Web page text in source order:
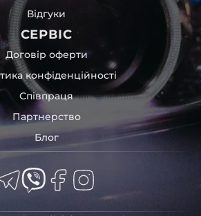
Відгуки
СЕРВІС
Договір оферти
конфіденційності
Співпраця
Партнерство
Блог